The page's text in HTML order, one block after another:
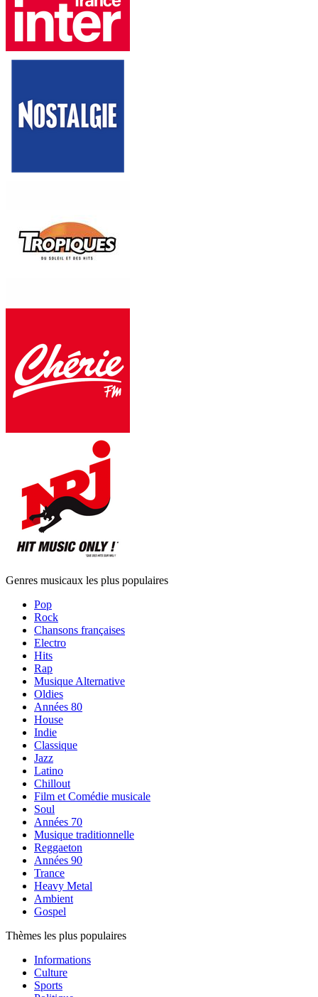
Genres musicaux les plus populaires
Pop
Rock
Chansons françaises
Electro
Hits
Rap
Musique Alternative
Oldies
Années 80
House
Indie
Classique
Jazz
Latino
Chillout
Film et Comédie musicale
Soul
Années 70
Musique traditionnelle
Reggaeton
Années 90
Trance
Heavy Metal
Ambient
Gospel
Thèmes les plus populaires
Informations
Culture
Sports